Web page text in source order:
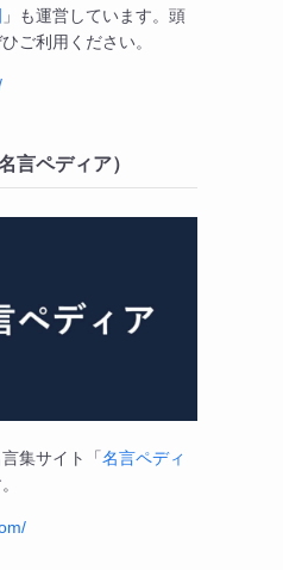
」も運営しています。頭
ご利用ください。
言ペディア）
集サイト「名言ペディ